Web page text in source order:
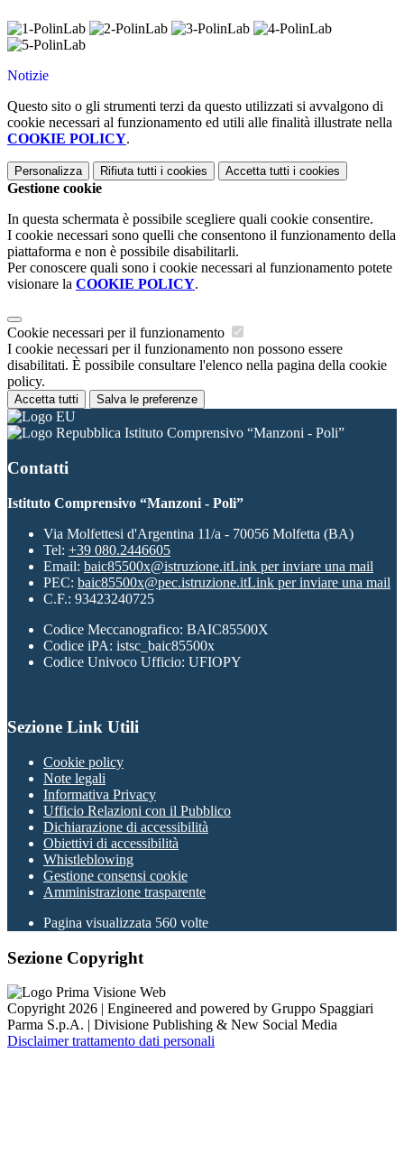
Notizie
Questo sito o gli strumenti terzi da questo utilizzati si avvalgono di
cookie necessari al funzionamento ed utili alle finalità illustrate nella
COOKIE POLICY.
Personalizza Rifiuta tutti i cookies Accetta tutti i cookies
Gestione cookie
In questa schermata è possibile scegliere quali cookie consentire.
I cookie necessari sono quelli che consentono il funzionamento della
piattaforma e non è possibile disabilitarli.
Per conoscere quali sono i cookie necessari al funzionamento potete
visionare la COOKIE POLICY.
Cookie necessari per il funzionamento
I cookie necessari per il funzionamento non possono essere
disabilitati. È possibile consultare l'elenco nella pagina della cookie
policy.
Accetta tutti Salva le preferenze
Istituto Comprensivo “Manzoni - Poli”
Contatti
Istituto Comprensivo “Manzoni - Poli”
Via Molfettesi d'Argentina 11/a - 70056 Molfetta (BA)
Tel: +39 080.2446605
Email: baic85500x@istruzione.itLink per inviare una mail
PEC: baic85500x@pec.istruzione.itLink per inviare una mail
C.F.: 93423240725
Codice Meccanografico: BAIC85500X
Codice iPA: istsc_baic85500x
Codice Univoco Ufficio: UFIOPY
Sezione Link Utili
Cookie policy
Note legali
Informativa Privacy
Ufficio Relazioni con il Pubblico
Dichiarazione di accessibilità
Obiettivi di accessibilità
Whistleblowing
Gestione consensi cookie
Amministrazione trasparente
Pagina visualizzata 560 volte
Sezione Copyright
Copyright 2026 | Engineered and powered by Gruppo Spaggiari
Parma S.p.A. | Divisione Publishing & New Social Media
Disclaimer trattamento dati personali